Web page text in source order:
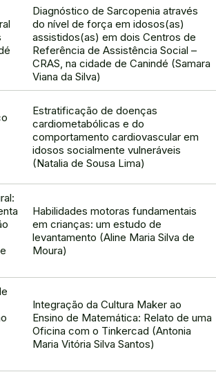
Diagnóstico de Sarcopenia através
do nível de força em idosos(as)
assistidos(as) em dois Centros de
Referência de Assistência Social –
CRAS, na cidade de Canindé (Samara
Viana da Silva)
Estratificação de doenças
cardiometabólicas e do
comportamento cardiovascular em
idosos socialmente vulneráveis
(Natalia de Sousa Lima)
Habilidades motoras fundamentais
em crianças: um estudo de
levantamento (Aline Maria Silva de
Moura)
Integração da Cultura Maker ao
Ensino de Matemática: Relato de uma
Oficina com o Tinkercad (Antonia
Maria Vitória Silva Santos)